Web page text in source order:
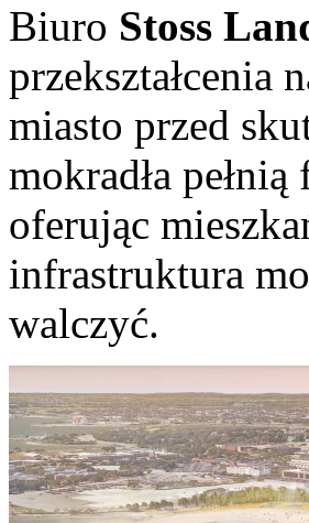
Biuro Stoss
przekształcenia
miasto przed
mokradła
oferując
infrastruktura
walczyć.